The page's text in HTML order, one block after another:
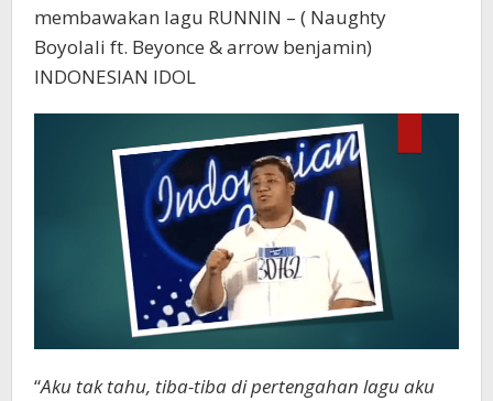
membawakan lagu RUNNIN – ( Naughty
Boyolali ft. Beyonce & arrow benjamin)
INDONESIAN IDOL
“Aku tak tahu, tiba-tiba di pertengahan lagu aku